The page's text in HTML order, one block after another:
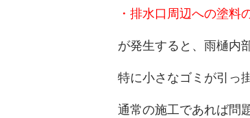
・排水口周辺への塗料
が発生すると、雨樋内
特に小さなゴミが引っ
通常の施工であれば問